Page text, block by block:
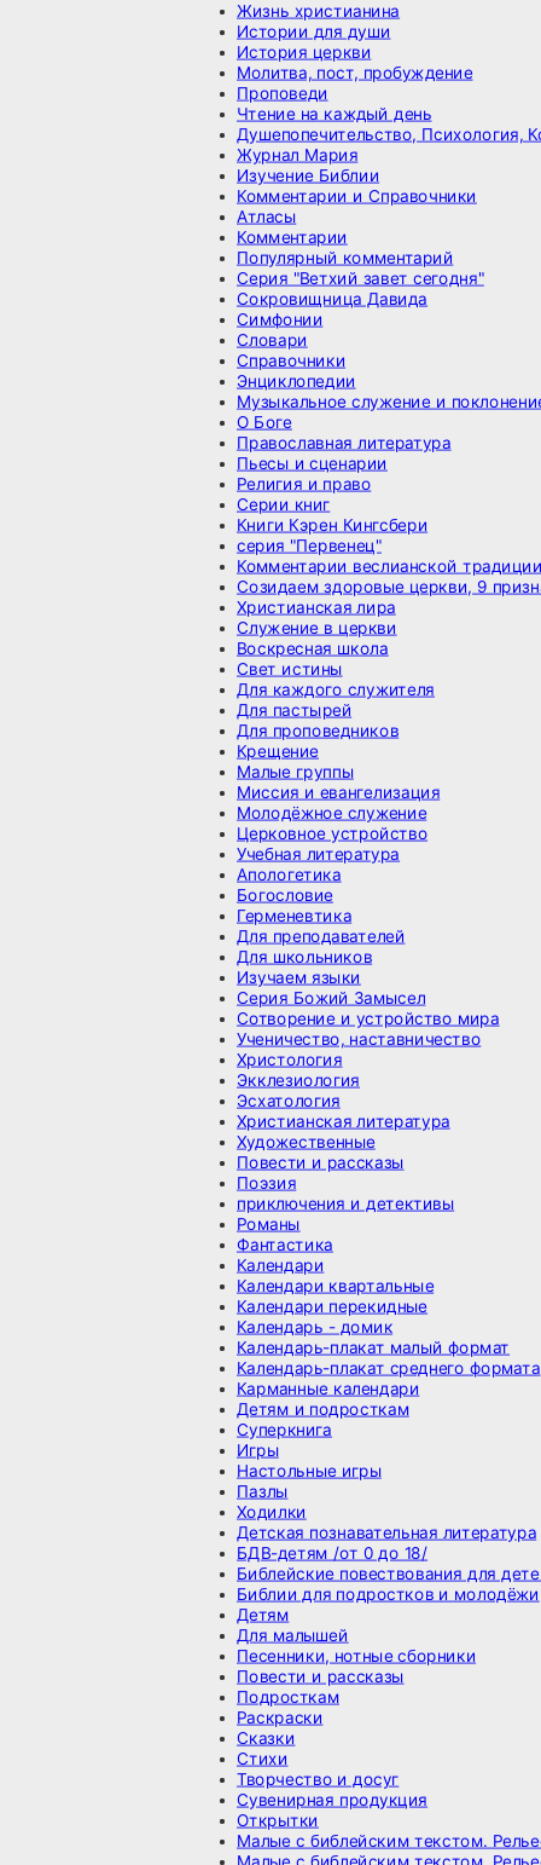
Жизнь христианина
Истории для души
История церкви
Молитва, пост, пробуждение
Проповеди
Чтение на каждый день
Душепопечительство, Психология,
Журнал Мария
Изучение Библии
Комментарии и Справочники
Атласы
Комментарии
Популярный комментарий
Серия "Ветхий завет сегодня"
Сокровищница Давида
Симфонии
Словари
Справочники
Энциклопедии
Музыкальное служение и
О Боге
Православная литература
Пьесы и сценарии
Религия и право
Серии книг
Книги Кэрен Кингсбери
серия "Первенец"
Комментарии веслианской традиции
Созидаем здоровые церкви, 9
Христианская лира
Служение в церкви
Воскресная школа
Свет истины
Для каждого служителя
Для пастырей
Для проповедников
Крещение
Малые группы
Миссия и евангелизация
Молодёжное служение
Церковное устройство
Учебная литература
Апологетика
Богословие
Герменевтика
Для преподавателей
Для школьников
Изучаем языки
Серия Божий Замысел
Сотворение и устройство мира
Ученичество, наставничество
Христология
Экклезиология
Эсхатология
Христианская литература
Художественные
Повести и рассказы
Поэзия
приключения и детективы
Романы
Фантастика
Календари
Календари квартальные
Календари перекидные
Календарь - домик
Календарь-плакат малый формат
Календарь-плакат среднего формата
Карманные календари
Детям и подросткам
Суперкнига
Игры
Настольные игры
Пазлы
Ходилки
Детская познавательная литература
БДВ-детям /от 0 до 18/
Библейские повествования для
Библии для подростков и молодёжи
Детям
Для малышей
Песенники, нотные сборники
Повести и рассказы
Подросткам
Раскраски
Сказки
Стихи
Творчество и досуг
Сувенирная продукция
Открытки
Малые с библейским текстом.